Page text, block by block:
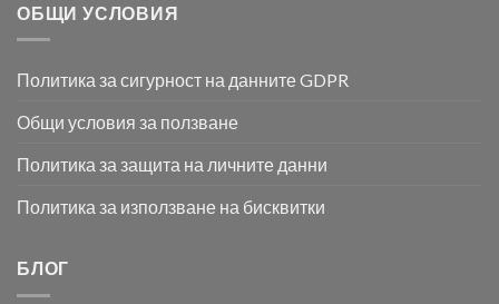
ОБЩИ УСЛОВИЯ
Политика за сигурност на данните GDPR
Общи условия за ползване
Политика за защита на личните данни
Политика за използване на бисквитки
БЛОГ